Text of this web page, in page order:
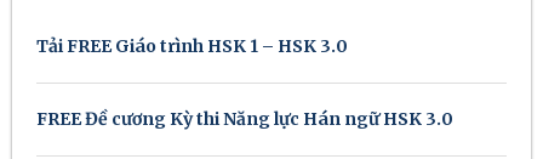
Tải FREE Giáo trình HSK 1 – HSK 3.0
FREE Đề cương Kỳ thi Năng lực Hán ngữ HSK 3.0